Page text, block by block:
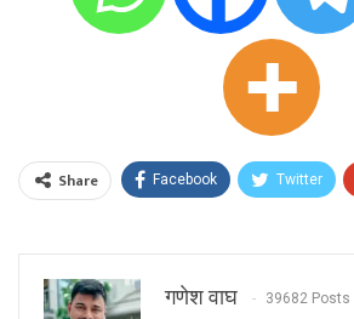
Share Facebook Twitter
गणेश वाघ 39682 Posts